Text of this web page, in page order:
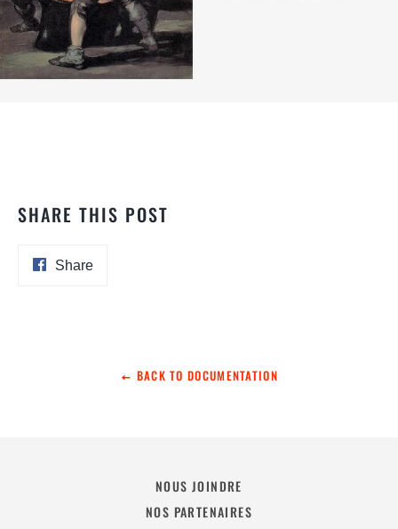
SHARE THIS POST
ShareShare
BACK TO DOCUMENTATION
NOUS JOINDRE
NOS PARTENAIRES